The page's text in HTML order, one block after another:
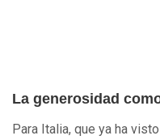
La generosidad
Para Italia, que ya ha